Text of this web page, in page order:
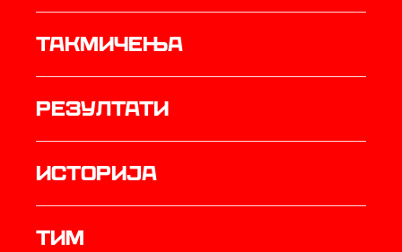
Такмичења
резултати
историја
ТИМ